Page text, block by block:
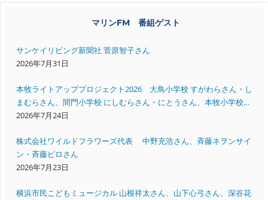
マリンFM 番組ゲスト
サンケイリビング新聞社 菅原智子さん
2026年7月31日
本牧ライトアッププロジェクト2026 大鳥小学校 すがわらさん・し
まむらさん、間門小学校 にしむらさん・にとうさん、本牧小学校
いいださん・すえよしさん
2026年7月24日
株式会社ワイルドフラワーズ代表 中野充浩さん、斉藤ネヲンサイ
ン・斉藤ピロさん
2026年7月23日
横浜市民こどもミュージカル 山根祥太さん、山下心弓さん、深谷花